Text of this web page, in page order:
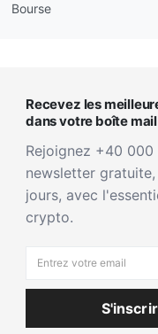
Bourse
Recevez les
dans votre boîte mail
Rejoignez +40 000
newsletter
jours, avec
crypto.